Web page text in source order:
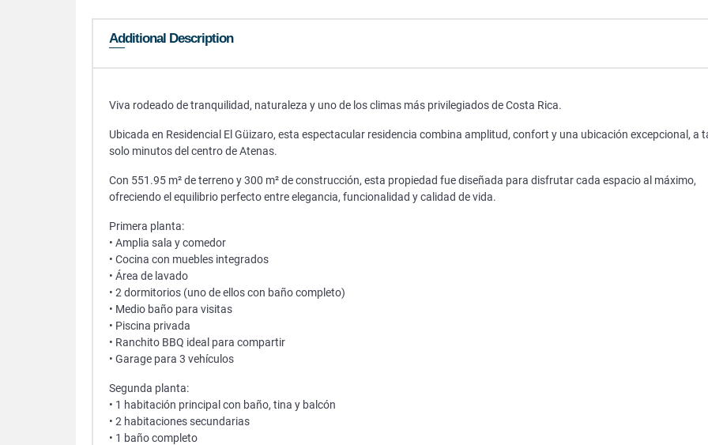
Additional Description
Viva rodeado de tranquilidad, naturaleza y uno de los climas más privilegiados de Costa Rica.
Ubicada en Residencial El Güizaro, esta espectacular residencia combina amplitud, confort y una ubicación excepcional, a
solo minutos del centro de Atenas.
Con 551.95 m² de terreno y 300 m² de construcción, esta propiedad fue diseñada para disfrutar cada espacio al máximo,
ofreciendo el equilibrio perfecto entre elegancia, funcionalidad y calidad de vida.
Primera planta:
• Amplia sala y comedor
• Cocina con muebles integrados
• Área de lavado
• 2 dormitorios (uno de ellos con baño completo)
• Medio baño para visitas
• Piscina privada
• Ranchito BBQ ideal para compartir
• Garage para 3 vehículos
Segunda planta:
• 1 habitación principal con baño, tina y balcón
• 2 habitaciones secundarias
• 1 baño completo